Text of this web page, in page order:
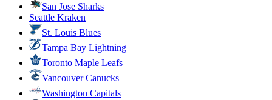
San Jose Sharks
Seattle Kraken
St. Louis Blues
Tampa Bay Lightning
Toronto Maple Leafs
Vancouver Canucks
Washington Capitals